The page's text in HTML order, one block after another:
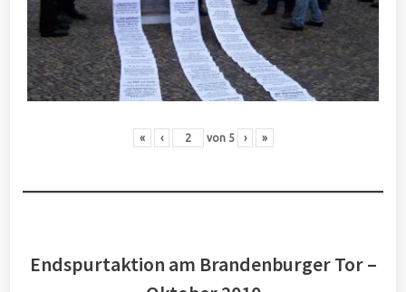
« ‹ von 5 › »
Endspurtaktion am Brandenburger Tor –